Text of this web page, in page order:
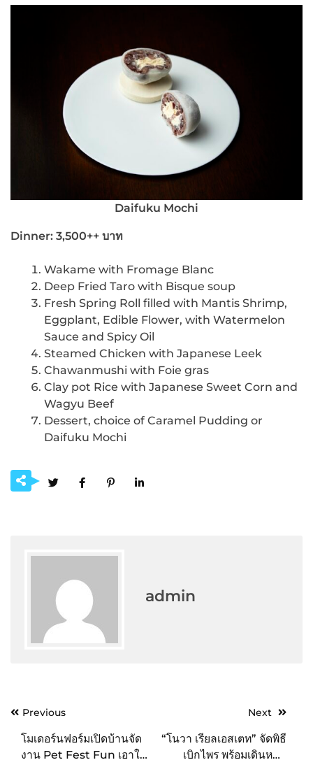
Daifuku Mochi
Dinner: 3,500++ บาท
Wakame with Fromage Blanc
Deep Fried Taro with Bisque soup
Fresh Spring Roll filled with Mantis Shrimp,
Eggplant, Edible Flower, with Watermelon
Sauce and Spicy Oil
Steamed Chicken with Japanese Leek
Chawanmushi with Foie gras
Clay pot Rice with Japanese Sweet Corn and
Wagyu Beef
Dessert, choice of Caramel Pudding or
Daifuku Mochi
admin
PostPrevious
โมเดอร์นฟอร์มเปิดบ้านจัด
งาน Pet Fest Fun เอาใจ
Next
“โนวา เรียลเอสเตท” จัดพิธี
เบิกไพร พร้อมเดินหน้า